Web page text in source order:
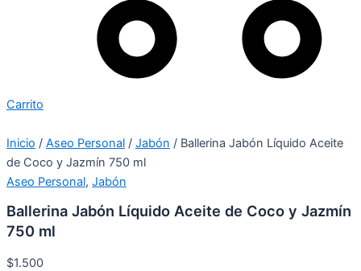
Carrito
Inicio / Aseo Personal / Jabón / Ballerina Jabón Líquido Aceite
de Coco y Jazmín 750 ml
Aseo Personal, Jabón
Ballerina Jabón Líquido Aceite de Coco y Jazmín
750 ml
$1.500